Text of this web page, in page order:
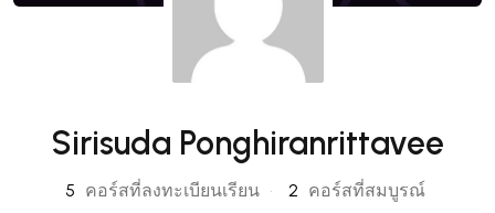
Sirisuda Ponghiranrittavee
5 คอร์สที่ลงทะเบียนเรียน • 2 คอร์สที่สมบูรณ์